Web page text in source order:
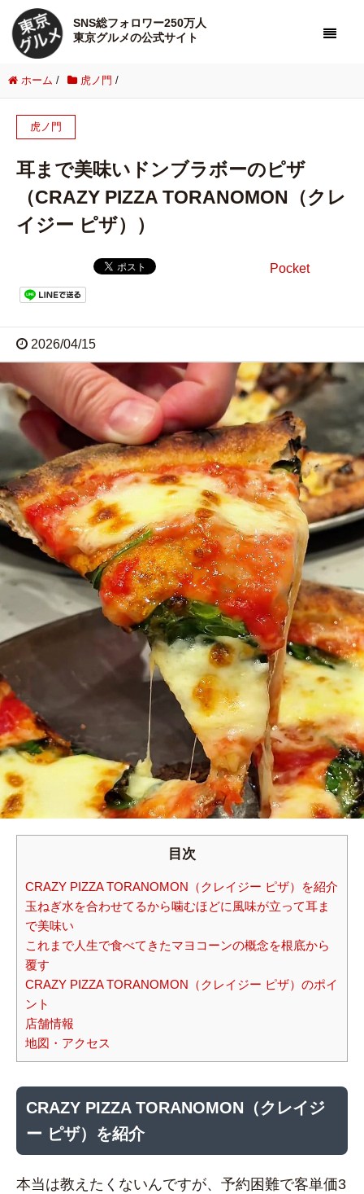
SNS総フォロワー250万人
東京グルメの公式サイト
ホーム / 虎ノ門 /
虎ノ門
耳まで美味いドンブラボーのピザ
（CRAZY PIZZA TORANOMON（クレ
イジー ピザ））
Pocket
2026/04/15
目次
CRAZY PIZZA TORANOMON（クレイジー ピザ）を紹介
玉ねぎ水を合わせてるから噛むほどに風味が立って耳ま
で美味い
これまで人生で食べてきたマヨコーンの概念を根底から
覆す
CRAZY PIZZA TORANOMON（クレイジー ピザ）のポイ
ント
店舗情報
地図・アクセス
CRAZY PIZZA TORANOMON（クレイジ
ー ピザ）を紹介
本当は教えたくないんですが、予約困難で客単価3